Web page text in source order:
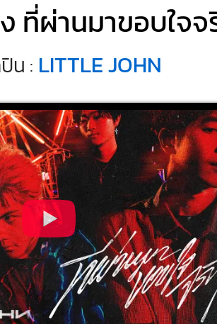
ที่ผ่านมาขอบใจ
น : LITTLE JOHN